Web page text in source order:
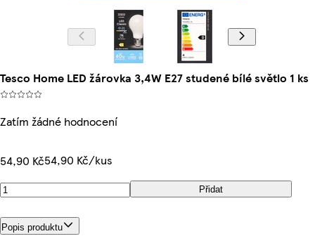
Tesco Home LED žárovka 3,4W E27 studené bílé světlo 1 ks
Zatím žádné hodnocení
54,90 Kč54,90 Kč/kus
Přidat
Popis produktu